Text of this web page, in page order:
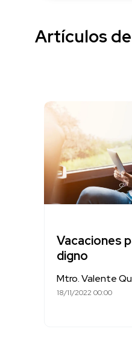
Artículos
Vacaciones
digno
Mtro. Valente
18/11/2022 00:00